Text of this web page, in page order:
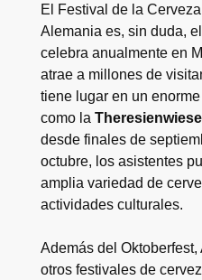
El Festival de la
Alemania es, sin duda, el
celebra anualmente en
atrae a millones de
tiene lugar en un
como la Theresienwiese
desde finales de
octubre, los asistentes
amplia variedad de
actividades culturales.
Además del
otros festivales de